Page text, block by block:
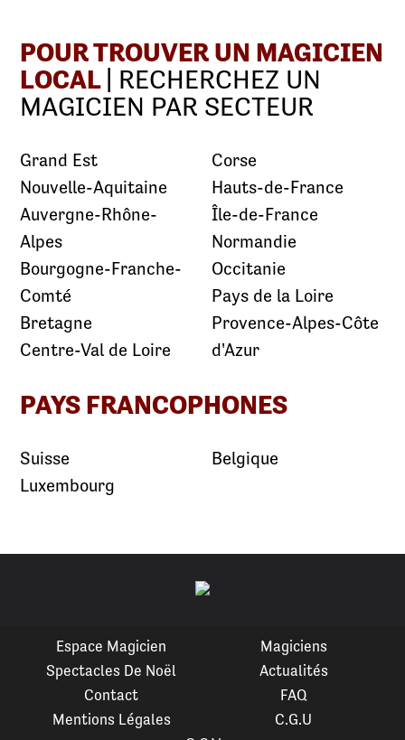
POUR TROUVER UN MAGICIEN
LOCAL | RECHERCHEZ UN
MAGICIEN PAR SECTEUR
Grand Est
Nouvelle-Aquitaine
Auvergne-Rhône-
Alpes
Bourgogne-Franche-
Comté
Bretagne
Centre-Val de Loire
Corse
Hauts-de-France
Île-de-France
Normandie
Occitanie
Pays de la Loire
Provence-Alpes-Côte
d'Azur
PAYS FRANCOPHONES
Suisse
Luxembourg
Belgique
Espace Magicien
Magiciens
Spectacles De Noël
Actualités
Contact
FAQ
Mentions Légales
C.G.U